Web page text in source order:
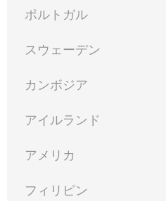
ポルトガル
スウェーデン
カンボジア
アイルランド
アメリカ
フィリピン